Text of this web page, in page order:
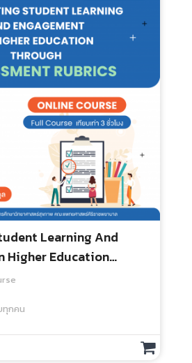
Competency-Based